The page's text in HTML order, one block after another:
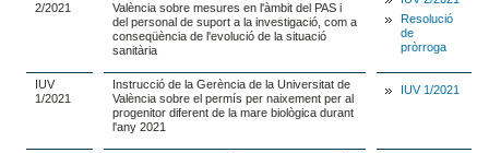
2/2021
València sobre mesures en l'àmbit del PAS i
del personal de suport a la investigació, com a
conseqüència de l'evolució de la situació
sanitària
Resolució
de
pròrroga
IUV
1/2021
Instrucció de la Gerència de la Universitat de
València sobre el permís per naixement per al
progenitor diferent de la mare biològica durant
l'any 2021
IUV 1/2021